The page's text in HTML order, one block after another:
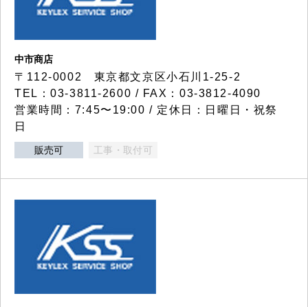
中市商店
〒112-0002 東京都文京区小石川1-25-2
TEL：03-3811-2600 / FAX：03-3812-4090
営業時間：7:45〜19:00 / 定休日：日曜日・祝祭
日
販売可 工事・取付可